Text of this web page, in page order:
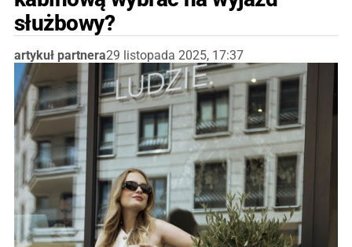
służbowy?
artykuł partnera29 listopada 2025, 17:37